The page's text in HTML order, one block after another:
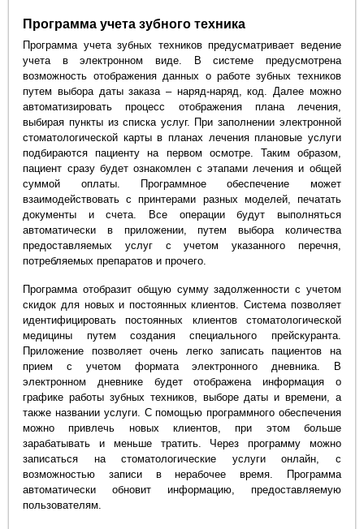
Программа учета зубного техника
Программа учета зубных техников предусматривает ведение
учета в электронном виде. В системе предусмотрена
возможность отображения данных о работе зубных техников
путем выбора даты заказа – наряд-наряд, код. Далее можно
автоматизировать процесс отображения плана лечения,
выбирая пункты из списка услуг. При заполнении электронной
стоматологической карты в планах лечения плановые услуги
подбираются пациенту на первом осмотре. Таким образом,
пациент сразу будет ознакомлен с этапами лечения и общей
суммой оплаты. Программное обеспечение может
взаимодействовать с принтерами разных моделей, печатать
документы и счета. Все операции будут выполняться
автоматически в приложении, путем выбора количества
предоставляемых услуг с учетом указанного перечня,
потребляемых препаратов и прочего.
Программа отобразит общую сумму задолженности с учетом
скидок для новых и постоянных клиентов. Система позволяет
идентифицировать постоянных клиентов стоматологической
медицины путем создания специального прейскуранта.
Приложение позволяет очень легко записать пациентов на
прием с учетом формата электронного дневника. В
электронном дневнике будет отображена информация о
графике работы зубных техников, выборе даты и времени, а
также названии услуги. С помощью программного обеспечения
можно привлечь новых клиентов, при этом больше
зарабатывать и меньше тратить. Через программу можно
записаться на стоматологические услуги онлайн, с
возможностью записи в нерабочее время. Программа
автоматически обновит информацию, предоставляемую
пользователям.